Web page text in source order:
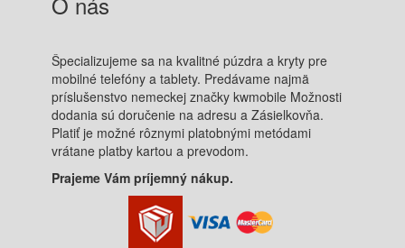
Špecializujeme sa na kvalitné púzdra a kryty pre
mobilné telefóny a tablety. Predávame najmä
príslušenstvo nemeckej značky kwmobile Možnosti
dodania sú doručenie na adresu a Zásielkovňa.
Platiť je možné rôznymi platobnými metódami
vrátane platby kartou a prevodom.
Prajeme Vám príjemný nákup.